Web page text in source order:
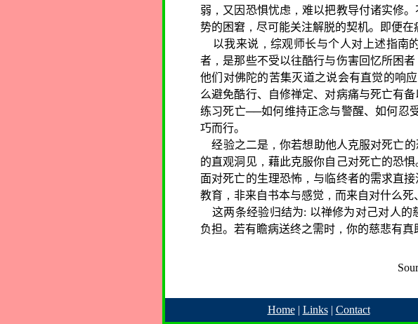
弱 ， 又因恐惧忧虑 ， 难以把教导付诸实修
势的困窘 ， 尽可能关注解脱的契机。即便在
以我来说 ，综观师长与个人对上述指南
者 ， 是那些不受以往酷行与伤害回忆所困者
他们对佛陀的苦集灭道之说会有直觉的响应
么避免酷行、自修禅定、对病痛与死亡有备
练习死亡──如何维持正念与警醒、如何忍
巧而行。
经验之二是 ，你若想助他人克服对死亡的
的直观洞见 ， 藉此克服你自己对死亡的恐
面对死亡的生理恐怖 ， 与临终者的需求直
教育 ， 非来自书本与感觉 ， 而来自对什么死
这两条经验归结为: 以禅修为对己对人的
负担。若有瞻病送终之需时 ， 你的慈悲有真
Home| Links| Contact